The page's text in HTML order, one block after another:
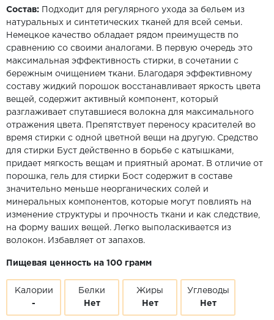
Состав:
Подходит для регулярного ухода за бельем из
натуральных и синтетических тканей для всей семьи.
Немецкое качество обладает рядом преимуществ по
сравнению со своими аналогами. В первую очередь это
максимальная эффективность стирки, в сочетании с
бережным очищением ткани. Благодаря эффективному
составу жидкий порошок восстанавливает яркость цвета
вещей, содержит активный компонент, который
разглаживает спутавшиеся волокна для максимального
отражения цвета. Препятствует переносу красителей во
время стирки с одной цветной вещи на другую. Средство
для стирки Буст действенно в борьбе с катышками,
придает мягкость вещам и приятный аромат. В отличие от
порошка, гель для стирки Бост содержит в составе
значительно меньше неорганических солей и
минеральных компонентов, которые могут повлиять на
изменение структуры и прочность ткани и как следствие,
на форму ваших вещей. Легко выполаскивается из
волокон. Избавляет от запахов.
Пищевая ценность на 100 грамм
Калории
-
Белки
Нет
Жиры
Нет
Углеводы
Нет